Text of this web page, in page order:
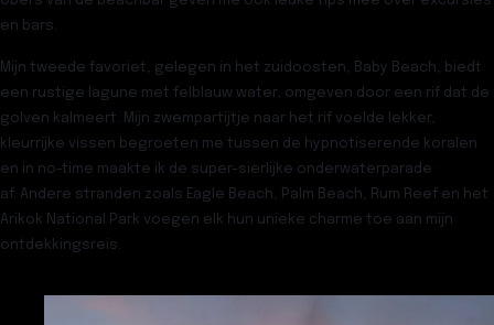
en bars.
Mijn tweede favoriet, gelegen in het zuidoosten, Baby Beach, biedt
een rustige lagune met felblauw water, omgeven door een rif dat de
golven kalmeert. Mijn zwempartijtje naar het rif voelde lekker,
kleurrijke vissen begroeten me tussen de hypnotiserende koralen
en in no-time maakte ik de super-sierlijke onderwaterparade
af. Andere stranden zoals Eagle Beach, Palm Beach, Rum Reef en het
Arikok National Park voegen elk hun unieke charme toe aan mijn
ontdekkingsreis.